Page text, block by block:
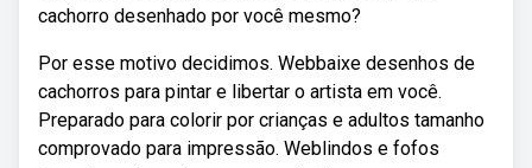
cachorro desenhado por você mesmo?
Por esse motivo decidimos. Webbaixe desenhos de
cachorros para pintar e libertar o artista em você.
Preparado para colorir por crianças e adultos tamanho
comprovado para impressão. Weblindos e fofos